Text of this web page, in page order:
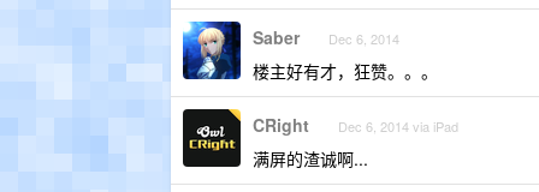
Saber Dec 6, 2014
楼主好有才，狂赞。。。
CRight Dec 6, 2014 via iPad
满屏的渣诚啊...